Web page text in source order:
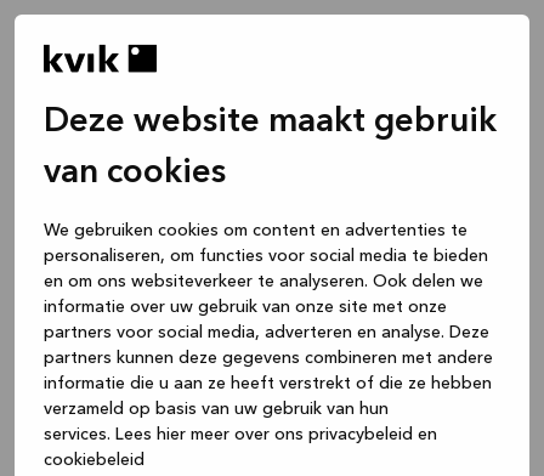
Deze website maakt gebruik
van cookies
We gebruiken cookies om content en advertenties te
personaliseren, om functies voor social media te bieden
en om ons websiteverkeer te analyseren. Ook delen we
informatie over uw gebruik van onze site met onze
partners voor social media, adverteren en analyse. Deze
partners kunnen deze gegevens combineren met andere
informatie die u aan ze heeft verstrekt of die ze hebben
verzameld op basis van uw gebruik van hun
services. Lees hier meer over ons privacybeleid en
cookiebeleid